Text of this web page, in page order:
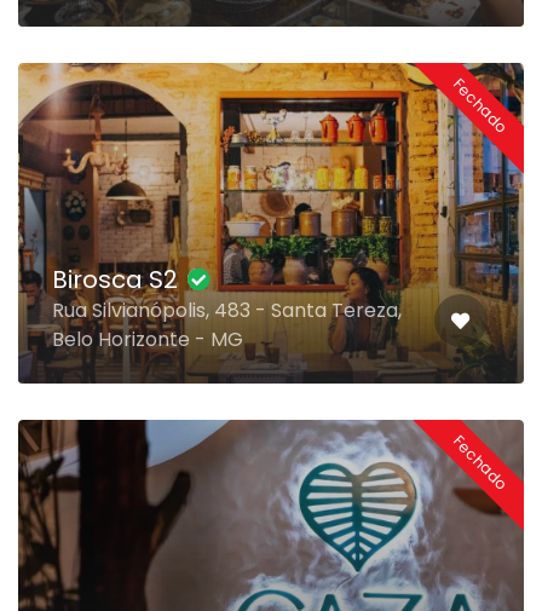
Fechado
Birosca S2
Rua Silvianópolis, 483 - Santa Tereza,
Belo Horizonte - MG
Fechado